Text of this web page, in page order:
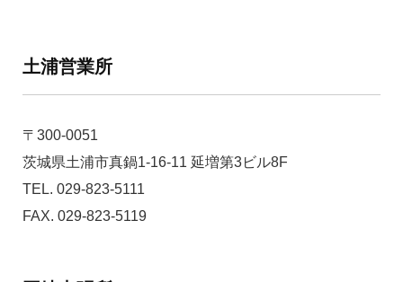
土浦営業所
〒300-0051
茨城県土浦市真鍋1-16-11 延増第3ビル8F
TEL. 029-823-5111
FAX. 029-823-5119